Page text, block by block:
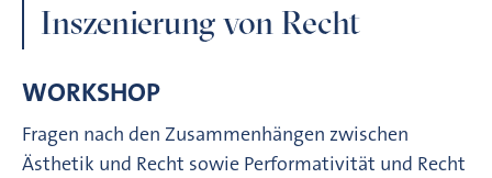
Inszenierung von Recht
WORKSHOP
Fragen nach den Zusammenhängen zwischen
Ästhetik und Recht sowie Performativität und Recht